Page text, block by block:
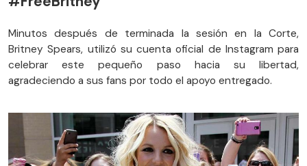
Minutos después de terminada la sesión en la Corte,
Britney Spears, utilizó su cuenta oficial de Instagram para
celebrar este pequeño paso hacia su libertad,
agradeciendo a sus fans por todo el apoyo entregado.